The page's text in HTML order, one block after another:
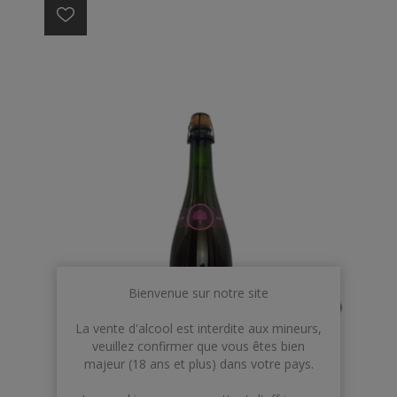
Bienvenue sur notre site
La vente d'alcool est interdite aux mineurs,
veuillez confirmer que vous êtes bien
majeur (18 ans et plus) dans votre pays.